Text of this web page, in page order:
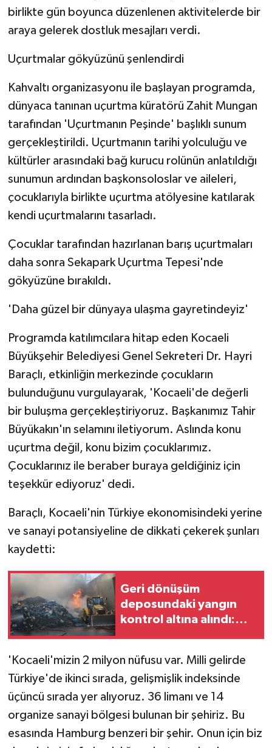
birlikte gün boyunca düzenlenen aktivitelerde bir
araya gelerek dostluk mesajları verdi.
Uçurtmalar gökyüzünü şenlendirdi
Kahvaltı organizasyonu ile başlayan programda,
dünyaca tanınan uçurtma küratörü Zahit Mungan
tarafından 'Uçurtmanın Peşinde' başlıklı sunum
gerçekleştirildi. Uçurtmanın tarihi yolculuğu ve
kültürler arasındaki bağ kurucu rolünün anlatıldığı
sunumun ardından başkonsoloslar ve aileleri,
çocuklarıyla birlikte uçurtma atölyesine katılarak
kendi uçurtmalarını tasarladı.
Çocuklar tarafından hazırlanan barış uçurtmaları
daha sonra Sekapark Uçurtma Tepesi'nde
gökyüzüne bırakıldı.
'Daha güzel bir dünyaya ulaşma gayretindeyiz'
Programda katılımcılara hitap eden Kocaeli
Büyükşehir Belediyesi Genel Sekreteri Dr. Hayri
Baraçlı, etkinliğin merkezinde çocukların
bulunduğunu vurgulayarak, 'Kocaeli'de değerli
bir buluşma gerçekleştiriyoruz. Başkanımız Tahir
Büyükakın'ın selamını iletiyorum. Aslında konu
uçurtma değil, konu bizim çocuklarımız.
Çocuklarınız ile beraber buraya geldiğiniz için
teşekkür ediyoruz' dedi.
Baraçlı, Kocaeli'nin Türkiye ekonomisindeki yerine
ve sanayi potansiyeline de dikkati çekerek şunları
kaydetti:
Geri dönüşüm
deposundaki yangın
kontrol altına alındı:
'Kocaeli'mizin 2 milyon nüfusu var. Milli gelirde
Türkiye'de ikinci sırada, gelişmişlik indeksinde
üçüncü sırada yer alıyoruz. 36 limanı ve 14
organize sanayi bölgesi bulunan bir şehiriz. Bu
esasında Hamburg benzeri bir şehir. Onun için biz